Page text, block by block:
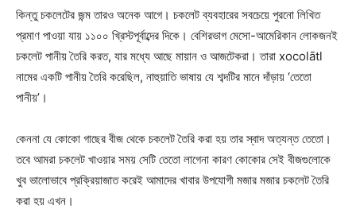
কিন্তু চকলেটের জন্ম তারও অনেক আগে। চকলেট ব্যবহারের সবচেয়ে পুরনো লিখিত
প্রমাণ পাওয়া যায় ১১০০ খ্রিস্টপূর্বাব্দের দিকে। বেশিরভাগ মেসো-আমেরিকান লোকজনই
চকলেট পানীয় তৈরি করত, যার মধ্যে আছে মায়ান ও আজটেকরা। তারা xocolātl
নামের একটি পানীয় তৈরি করেছিল, নাহুয়াতি ভাষায় যে শব্দটির মানে দাঁড়ায় ‘তেতো
পানীয়’।
কেননা যে কোকো গাছের বীজ থেকে চকলেট তৈরি করা হয় তার স্বাদ অত্যন্ত তেতো।
তবে আমরা চকলেট খাওয়ার সময় সেটি তেতো লাগেনা কারণ কোকোর সেই বীজগুলোকে
খুব ভালোভাবে প্রক্রিয়াজাত করেই আমাদের খাবার উপযোগী মজার মজার চকলেট তৈরি
করা হয় এখন।